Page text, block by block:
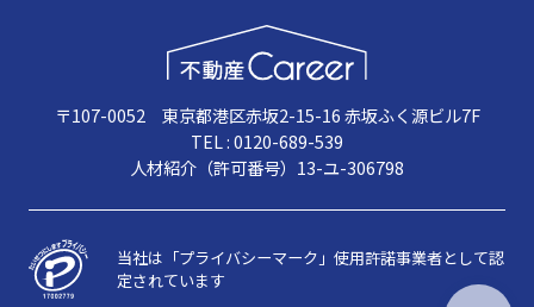
〒107-0052 東京都港区赤坂2-15-16 赤坂ふく源ビル7F
TEL : 0120-689-539
人材紹介（許可番号）13-ユ-306798
当社は「プライバシーマーク」使用許諾事業者として認
定されています